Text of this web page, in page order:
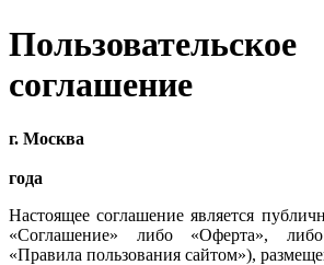
Пользовательское
соглашение
г.
15
года
Настоящее соглашение является
«Соглашение» либо «Оферта»,
«Правила пользования сайтом»),